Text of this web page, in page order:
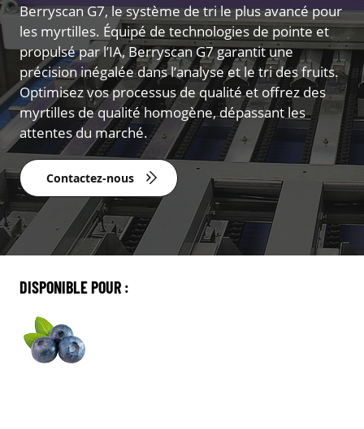
Berryscan G7, le système de tri le plus avancé pour
les myrtilles. Équipé de technologies de pointe et
propulsé par l’IA, Berryscan G7 garantit une
précision inégalée dans l’analyse et le tri des fruits.
Optimisez vos processus de qualité et offrez des
myrtilles de qualité homogène, dépassant les
attentes du marché.
Contactez-nous
DISPONIBLE POUR :